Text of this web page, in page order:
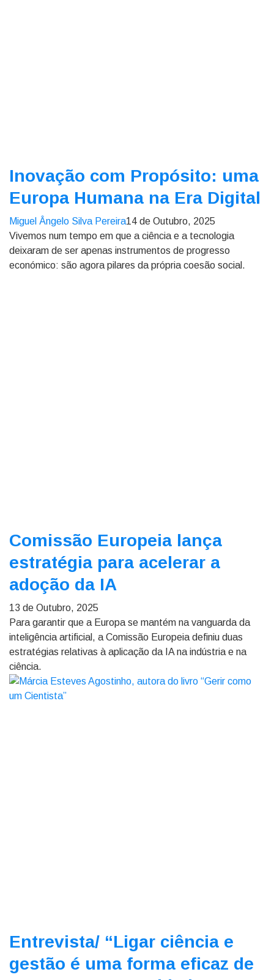
Inovação com Propósito: uma
Europa Humana na Era Digital
Miguel Ângelo Silva Pereira14 de Outubro, 2025
Vivemos num tempo em que a ciência e a tecnologia
deixaram de ser apenas instrumentos de progresso
económico: são agora pilares da própria coesão social.
Comissão Europeia lança
estratégia para acelerar a
adoção da IA
13 de Outubro, 2025
Para garantir que a Europa se mantém na vanguarda da
inteligência artificial, a Comissão Europeia definiu duas
estratégias relativas à aplicação da IA na indústria e na
ciência.
Entrevista/ “Ligar ciência e
gestão é uma forma eficaz de